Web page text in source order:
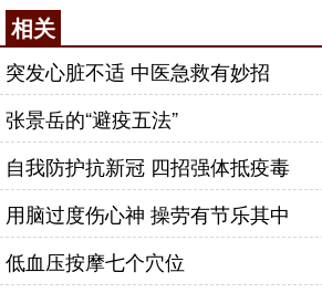
位，其余四个手指可以握空拳，腕
不间断地柔和旋动，可先顺时针后
揉，按揉力度要适中，手法柔和均
摩1次，每次3~5分钟。或者如短视
打膻中穴，但要注意的是，膻中穴
然会导致人体内气漫散，心慌意乱
酿成严重后果。故在按摩时，要掌
适的力度。
咨询电话：010-87876186
相关
突发心脏不适 中医急救有妙招
张景岳的“避疫五法”
自我防护抗新冠 四招强体抵疫毒
用脑过度伤心神 操劳有节乐其中
低血压按摩七个穴位